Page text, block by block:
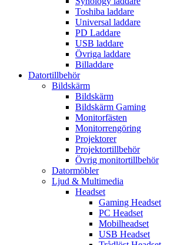
Toshiba laddare
Universal laddare
PD Laddare
USB laddare
Övriga laddare
Billaddare
Datortillbehör
Bildskärm
Bildskärm
Bildskärm Gaming
Monitorfästen
Monitorrengöring
Projektorer
Projektortillbehör
Övrig monitortillbehör
Datormöbler
Ljud & Multimedia
Headset
Gaming Headset
PC Headset
Mobilheadset
USB Headset